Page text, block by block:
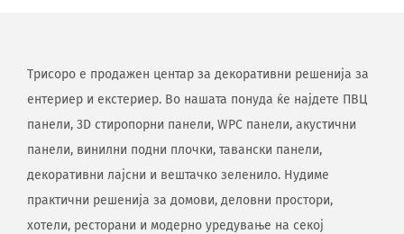
Трисоро е продажен центар за декоративни решенија за
ентериер и екстериер. Во нашата понуда ќе најдете ПВЦ
панели, 3D стиропорни панели, WPC панели, акустични
панели, винилни подни плочки, тавански панели,
декоративни лајсни и вештачко зеленило. Нудиме
практични решенија за домови, деловни простори,
хотели, ресторани и модерно уредување на секој